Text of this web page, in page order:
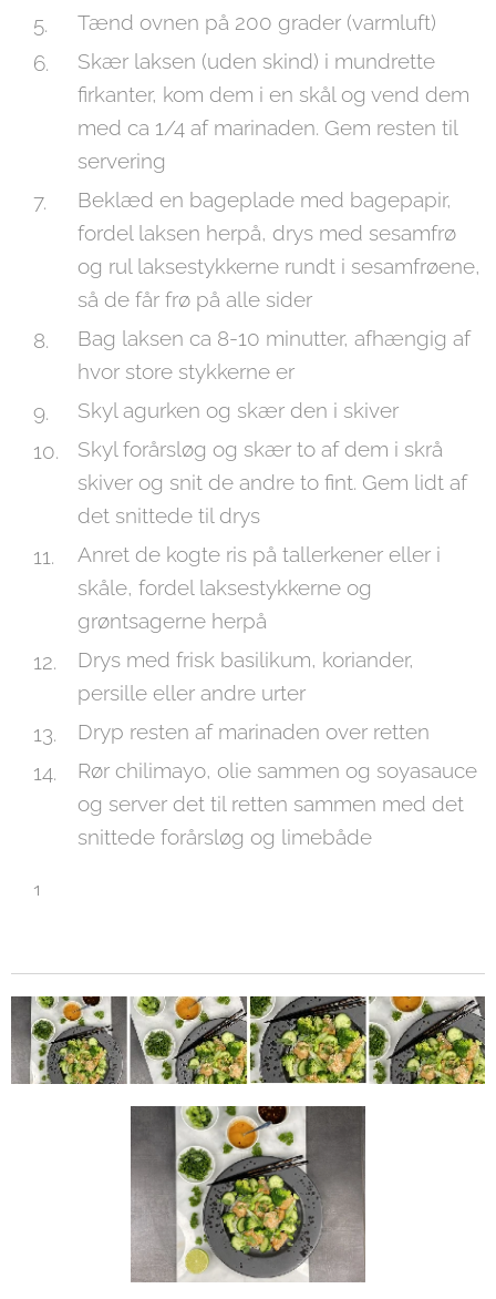
Tænd ovnen på 200 grader (varmluft)
Skær laksen (uden skind) i mundrette
firkanter, kom dem i en skål og vend dem
med ca 1/4 af marinaden. Gem resten til
servering
Beklæd en bageplade med bagepapir,
fordel laksen herpå, drys med sesamfrø
og rul laksestykkerne rundt i sesamfrøene,
så de får frø på alle sider
Bag laksen ca 8-10 minutter, afhængig af
hvor store stykkerne er
Skyl agurken og skær den i skiver
Skyl forårsløg og skær to af dem i skrå
skiver og snit de andre to fint. Gem lidt af
det snittede til drys
Anret de kogte ris på tallerkener eller i
skåle, fordel laksestykkerne og
grøntsagerne herpå
Drys med frisk basilikum, koriander,
persille eller andre urter
Dryp resten af marinaden over retten
Rør chilimayo, olie sammen og soyasauce
og server det til retten sammen med det
snittede forårsløg og limebåde